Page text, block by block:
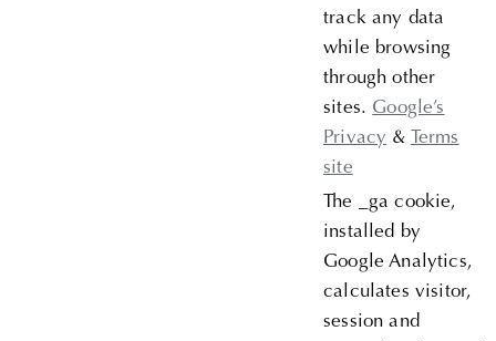
track any data
while browsing
through other
sites. Google’s
Privacy & Terms
site
The _ga cookie,
installed by
Google Analytics,
calculates visitor,
session and